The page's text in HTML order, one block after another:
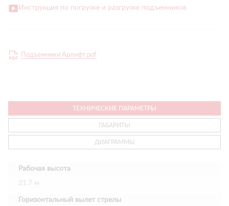
Инструкция по погрузке и разгрузке подъемников
Подъемники Арлифт.pdf
ТЕХНИЧЕСКИЕ ПАРАМЕТРЫ
ГАБАРИТЫ
ДИАГРАММЫ
Рабочая высота
21.7 м
Горизонтальный вылет стрелы